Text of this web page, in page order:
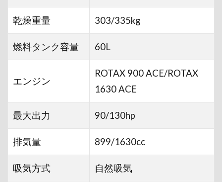
乾燥重量 303/335kg
燃料タンク容量 60L
エンジン
ROTAX 900 ACE/ROTAX
1630 ACE
最大出力 90/130hp
排気量 899/1630cc
吸気方式 自然吸気